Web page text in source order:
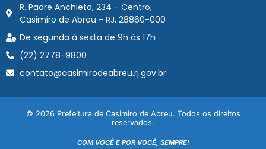
R. Padre Anchieta, 234 - Centro,
Casimiro de Abreu - RJ, 28860-000
De segunda à sexta de 9h às 17h
(22) 2778-9800
contato@casimirodeabreu.rj.gov.br
© 2026 Prefeitura de Casimiro de Abreu. Todos os direitos
reservados.
COM VOCÊ E POR VOCÊ, SEMPRE!